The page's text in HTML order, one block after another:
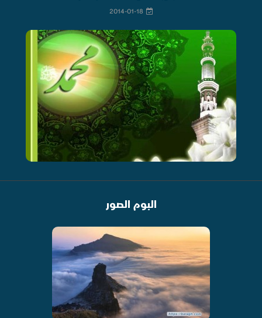
2014-01-18
البوم الصور